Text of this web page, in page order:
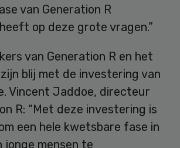
van Generation R
op deze grote vragen.”
van Generation R en het
blij met de investering van
Vincent Jaddoe, directeur
R: “Met deze investering is
een hele kwetsbare fase in
jonge mensen te